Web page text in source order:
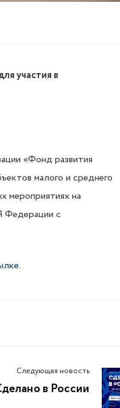
участия в
«Фонд развития
малого и среднего
мероприятиях на
Федерации с
Следующая новость
в России